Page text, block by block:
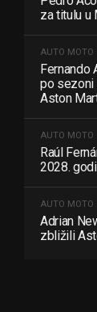
za titulu u
AUTO MOTO
Fernando
po sezoni
Aston
AUTO MOTO
Raúl
2028.
AUTO MOTO
Adrian
zbližili